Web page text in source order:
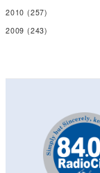
2010 (257)
2009 (243)